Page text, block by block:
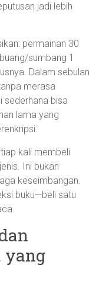
jadi lebih
permainan 30
sumbang 1
Dalam sebulan
merasa
sederhana bisa
lama yang
kali membeli
Ini bukan
keseimbangan.
buku—beli satu
yang